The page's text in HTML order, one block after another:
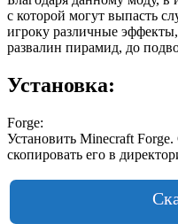
с которой могут выпасть
игроку различные
развалин пирамид, до
Установка:
Forge:
Установить Minecraft
скопировать его в